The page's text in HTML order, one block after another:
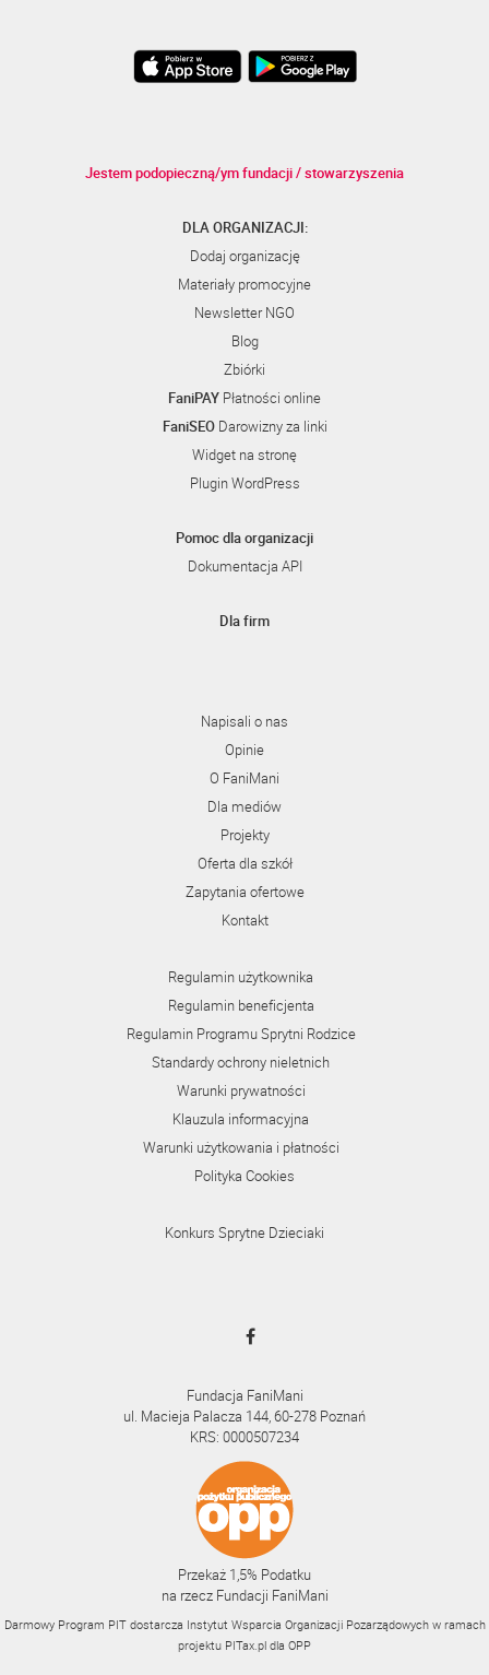
Jestem podopieczną/ym fundacji / stowarzyszenia
DLA ORGANIZACJI:
Dodaj organizację
Materiały promocyjne
Newsletter NGO
Blog
Zbiórki
FaniPAY Płatności online
FaniSEODarowizny za linki
Widget na stronę
Plugin WordPress
Pomoc dla organizacji
Dokumentacja API
Dla firm
Napisali o nas
Opinie
O FaniMani
Dla mediów
Projekty
Oferta dla szkół
Zapytania ofertowe
Kontakt
Regulamin użytkownika
Regulamin beneficjenta
Regulamin Programu Sprytni Rodzice
Standardy ochrony nieletnich
Warunki prywatności
Klauzula informacyjna
Warunki użytkowania i płatności
Polityka Cookies
Konkurs Sprytne Dzieciaki
Fundacja FaniMani
ul. Macieja Palacza 144, 60-278 Poznań
KRS: 0000507234
Przekaż 1,5% Podatku
na rzecz Fundacji FaniMani
Darmowy Program PIT dostarcza Instytut Wsparcia Organizacji Pozarządowych w ramach
projektu PITax.pl dla OPP